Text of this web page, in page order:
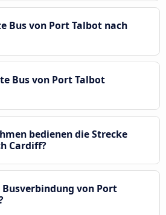
Bus von Port Talbot nach
Bus von Port Talbot
bedienen die Strecke
Cardiff?
von Port